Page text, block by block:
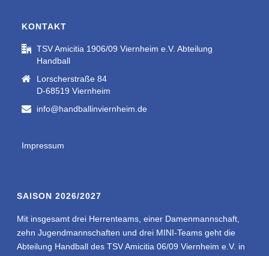
KONTAKT
TSV Amicitia 1906/09 Viernheim e.V. Abteilung
Handball
Lorscherstraße 84
D-68519 Viernheim
info@handballinviernheim.de
Impressum
SAISON 2026/2027
Mit insgesamt drei Herrenteams, einer Damenmannschaft,
zehn Jugendmannschaften und drei MINI-Teams geht die
Abteilung Handball des TSV Amicitia 06/09 Viernheim e.V. in